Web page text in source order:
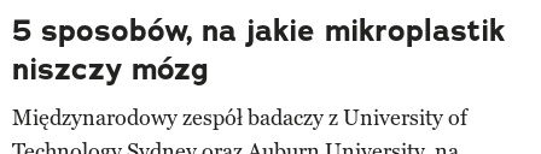
5 sposobów, na jakie mikroplastik
niszczy mózg
Międzynarodowy zespół badaczy z University of